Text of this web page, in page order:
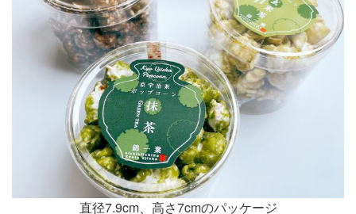
直径7.9cm、高さ7cmのパッケージ